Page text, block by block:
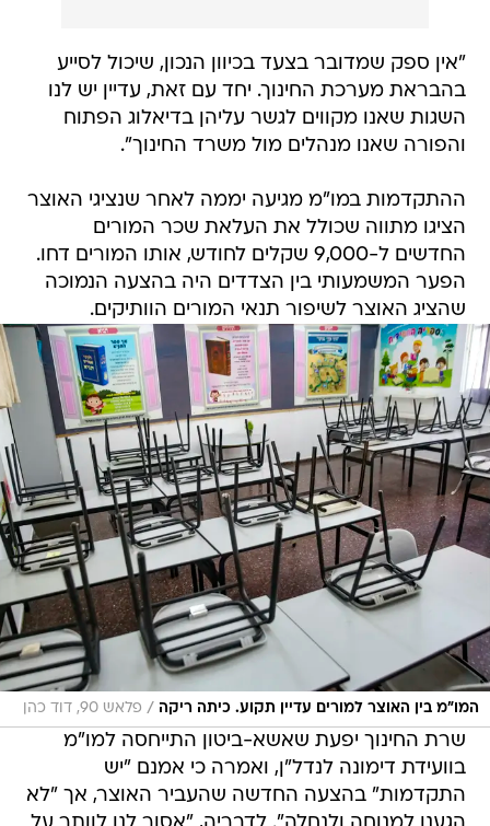
"אין ספק שמדובר בצעד בכיוון הנכון, שיכול לסייע
בהבראת מערכת החינוך. יחד עם זאת, עדיין יש לנו
השגות שאנו מקווים לגשר עליהן בדיאלוג הפתוח
והפורה שאנו מנהלים מול משרד החינוך".
ההתקדמות במו"מ מגיעה יממה לאחר שנציגי האוצר
הציגו מתווה שכולל את העלאת שכר המורים
החדשים ל-9,000 שקלים לחודש, אותו המורים דחו.
הפער המשמעותי בין הצדדים היה בהצעה הנמוכה
שהציג האוצר לשיפור תנאי המורים הוותיקים.
המו"מ בין האוצר למורים עדיין תקוע. כיתה ריקה / פלאש 90, דוד כהן
שרת החינוך יפעת שאשא-ביטון התייחסה למו"מ
בוועידת דימונה לנדל"ן, ואמרה כי אמנם "יש
התקדמות" בהצעה החדשה שהעביר האוצר, אך "לא